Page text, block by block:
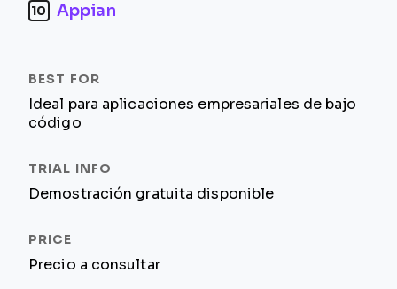
10 Appian
Ideal para aplicaciones empresariales de bajo
código
Demostración gratuita disponible
Precio a consultar